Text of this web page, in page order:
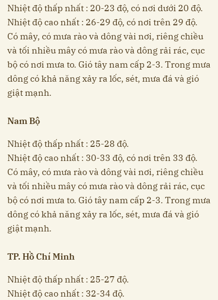
Nhiệt độ thấp nhất : 20-23 độ, có nơi dưới 20 độ.
Nhiệt độ cao nhất : 26-29 độ, có nơi trên 29 độ.
Có mây, có mưa rào và dông vài nơi, riêng chiều
và tối nhiều mây có mưa rào và dông rải rác, cục
bộ có nơi mưa to. Gió tây nam cấp 2-3. Trong mưa
dông có khả năng xảy ra lốc, sét, mưa đá và gió
giật mạnh.
Nam Bộ
Nhiệt độ thấp nhất : 25-28 độ.
Nhiệt độ cao nhất : 30-33 độ, có nơi trên 33 độ.
Có mây, có mưa rào và dông vài nơi, riêng chiều
và tối nhiều mây có mưa rào và dông rải rác, cục
bộ có nơi mưa to. Gió tây nam cấp 2-3. Trong mưa
dông có khả năng xảy ra lốc, sét, mưa đá và gió
giật mạnh.
TP. Hồ Chí Minh
Nhiệt độ thấp nhất : 25-27 độ.
Nhiệt độ cao nhất : 32-34 độ.